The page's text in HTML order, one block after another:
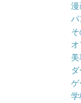
ゲ
学